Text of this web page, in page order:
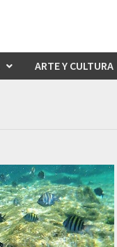
ARTE Y CULTURA